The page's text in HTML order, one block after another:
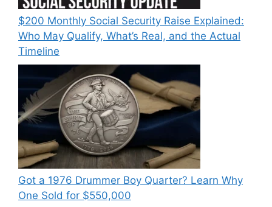
$200 Monthly Social Security Raise Explained:
Who May Qualify, What’s Real, and the Actual
Timeline
Got a 1976 Drummer Boy Quarter? Learn Why
One Sold for $550,000